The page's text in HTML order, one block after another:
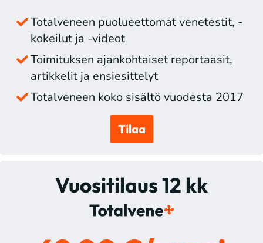
Totalveneen puolueettomat venetestit, -
kokeilut ja -videot
Toimituksen ajankohtaiset reportaasit,
artikkelit ja ensiesittelyt
Totalveneen koko sisältö vuodesta 2017
Tilaa
Vuositilaus 12 kk